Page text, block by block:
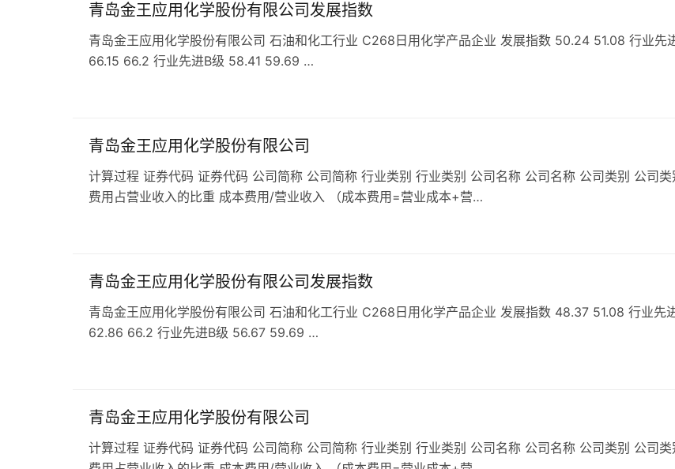
青岛金王应用化学股份有限公司发展指数
青岛金王应用化学股份有限公司 石油和化工行业 C268日用化学产品企业 发展指数 50.24 51.08 行业先
66.15 66.2 行业先进B级 58.41 59.69 …
青岛金王应用化学股份有限公司
计算过程 证券代码 证券代码 公司简称 公司简称 行业类别 行业类别 公司名称 公司名称 公司类别 公司
费用占营业收入的比重 成本费用/营业收入 （成本费用=营业成本+营…
青岛金王应用化学股份有限公司发展指数
青岛金王应用化学股份有限公司 石油和化工行业 C268日用化学产品企业 发展指数 48.37 51.08 行业先
62.86 66.2 行业先进B级 56.67 59.69 …
青岛金王应用化学股份有限公司
计算过程 证券代码 证券代码 公司简称 公司简称 行业类别 行业类别 公司名称 公司名称 公司类别 公司